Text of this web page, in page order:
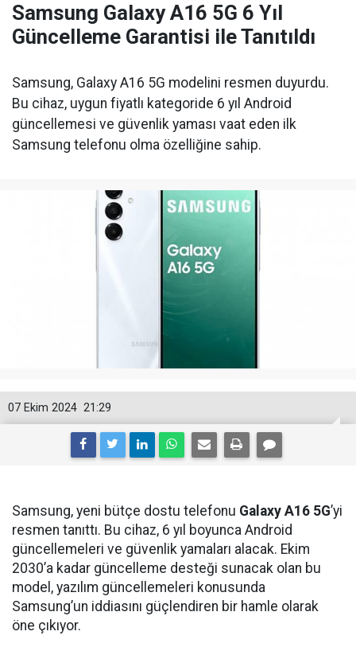
Samsung Galaxy A16 5G 6 Yıl
Güncelleme Garantisi ile Tanıtıldı
Samsung, Galaxy A16 5G modelini resmen duyurdu.
Bu cihaz, uygun fiyatlı kategoride 6 yıl Android
güncellemesi ve güvenlik yaması vaat eden ilk
Samsung telefonu olma özelliğine sahip.
21:29
07 Ekim 2024
Samsung, yeni bütçe dostu telefonu Galaxy A16 5G’yi
resmen tanıttı. Bu cihaz, 6 yıl boyunca Android
güncellemeleri ve güvenlik yamaları alacak. Ekim
2030’a kadar güncelleme desteği sunacak olan bu
model, yazılım güncellemeleri konusunda
Samsung’un iddiasını güçlendiren bir hamle olarak
öne çıkıyor.